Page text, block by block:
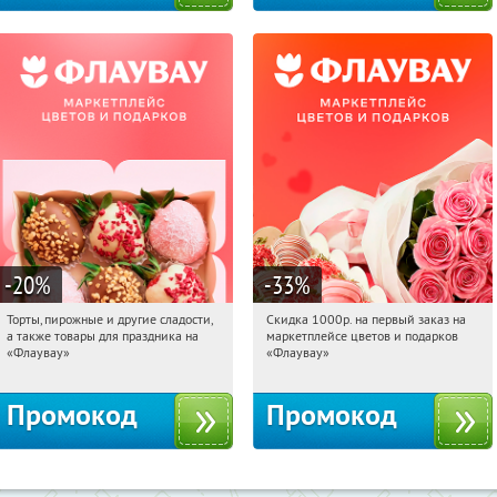
-20%
03:33:16 Получили:
Россия
Торты, пирожные и другие сладости,
а также товары для праздника на
«Флаувау»
Промокод
-33%
03:33:16 Получили:
Россия
Скидка 1000р. на первый заказ на
маркетплейсе цветов и подарков
«Флаувау»
Промокод